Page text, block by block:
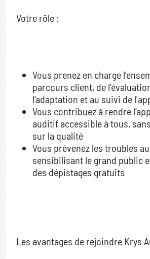
Votre rôle :
Vous prenez en charge
parcours client, de
l’adaptation et au suivi de
Vous contribuez à rendre
auditif accessible à tous,
sur la qualité
Vous prévenez les troubles
sensibilisant le grand public
des dépistages gratuits
Les avantages de rejoindre Krys